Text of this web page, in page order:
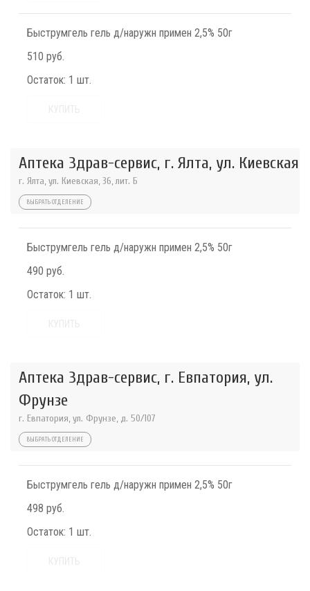
Быструмгель гель д/наружн примен 2,5% 50г
510 руб.
Остаток: 1 шт.
Аптека Здрав-сервис, г. Ялта, ул. Киевская
г. Ялта, ул. Киевская, 36, лит. Б
ВЫБРАТЬ ОТДЕЛЕНИЕ
Быструмгель гель д/наружн примен 2,5% 50г
490 руб.
Остаток: 1 шт.
Аптека Здрав-сервис, г. Евпатория, ул.
Фрунзе
г. Евпатория, ул. Фрунзе, д. 50/107
ВЫБРАТЬ ОТДЕЛЕНИЕ
Быструмгель гель д/наружн примен 2,5% 50г
498 руб.
Остаток: 1 шт.